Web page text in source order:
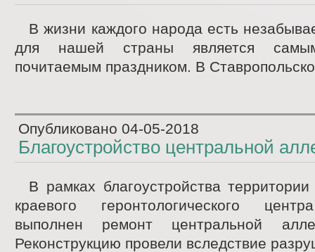
В жизни каждого народа есть
для нашей страны является
почитаемым праздником. В
Опубликовано 04-05-2018
Благоустройство центральной
В рамках благоустройства территории
краевого геронтологического
выполнен ремонт центральной
Реконструкцию провели вследствие